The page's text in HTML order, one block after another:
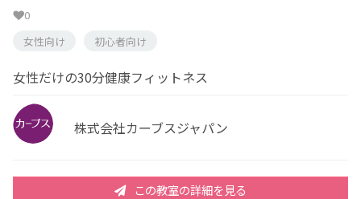
0
女性向け
初心者向け
女性だけの30分健康フィットネス
株式会社カーブスジャパン
この教室の詳細を見る